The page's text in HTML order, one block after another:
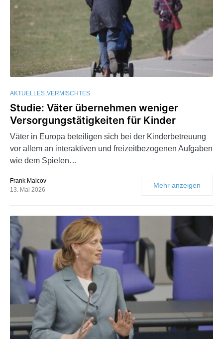
AKTUELLES VERMISCHTES
Studie: Väter übernehmen weniger
Versorgungstätigkeiten für Kinder
Väter in Europa beteiligen sich bei der Kinderbetreuung
vor allem an interaktiven und freizeitbezogenen Aufgaben
wie dem Spielen…
Frank Malcov
13. Mai 2026
Mehr anzeigen